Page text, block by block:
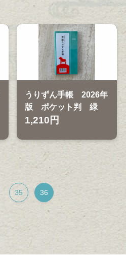
うりずん手帳 2026年
版 ポケット判 緑
1,210円
35 36